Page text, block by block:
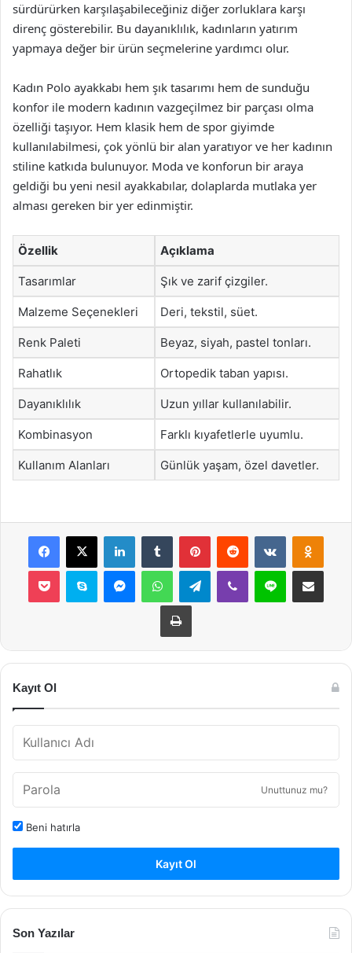
sürdürürken karşılaşabileceğiniz diğer zorluklara karşı
direnç gösterebilir. Bu dayanıklılık, kadınların yatırım
yapmaya değer bir ürün seçmelerine yardımcı olur.
Kadın Polo ayakkabı hem şık tasarımı hem de sunduğu
konfor ile modern kadının vazgeçilmez bir parçası olma
özelliği taşıyor. Hem klasik hem de spor giyimde
kullanılabilmesi, çok yönlü bir alan yaratıyor ve her kadının
stiline katkıda bulunuyor. Moda ve konforun bir araya
geldiği bu yeni nesil ayakkabılar, dolaplarda mutlaka yer
alması gereken bir yer edinmiştir.
Özellik Açıklama
Tasarımlar Şık ve zarif çizgiler.
Malzeme Seçenekleri Deri, tekstil, süet.
Renk Paleti Beyaz, siyah, pastel tonları.
Rahatlık Ortopedik taban yapısı.
Dayanıklılık Uzun yıllar kullanılabilir.
Kombinasyon Farklı kıyafetlerle uyumlu.
Kullanım Alanları Günlük yaşam, özel davetler.
Facebook
X LinkedInTumblr PinterestReddit VKontakte
Pocket Skype MessengerWhatsAppTelegramViber Line E-Posta ile
Yazdır
Kayıt Ol
Unuttunuz mu?
Beni hatırla
Kayıt Ol
Son Yazılar